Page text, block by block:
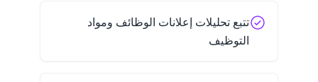
تتبع تحليلات إعلانات الوظائف ومواد
التوظيف